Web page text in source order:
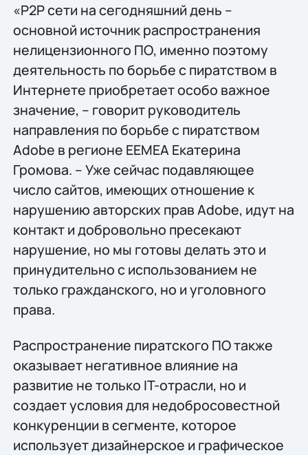
«P2P сети на сегодняшний день –
основной источник распространения
нелицензионного ПО, именно поэтому
деятельность по борьбе с пиратством в
Интернете приобретает особо важное
значение, – говорит руководитель
направления по борьбе с пиратством
Adobe в регионе EEMEA Екатерина
Громова. – Уже сейчас подавляющее
число сайтов, имеющих отношение к
нарушению авторских прав Adobe, идут на
контакт и добровольно пресекают
нарушение, но мы готовы делать это и
принудительно с использованием не
только гражданского, но и уголовного
права.
Распространение пиратского ПО также
оказывает негативное влияние на
развитие не только IT-отрасли, но и
создает условия для недобросовестной
конкуренции в сегменте, которое
использует дизайнерское и графическое